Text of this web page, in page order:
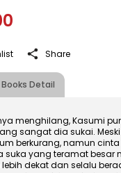
Books Detail
Share
menghilang, Kasumi
sangat dia sukai.
berkurang, namun
suka yang teramat besar
dekat dan selalu